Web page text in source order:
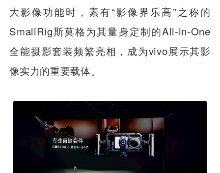
大影像功能时，素有“影像界乐高”之称的
SmallRig斯莫格为其量身定制的All-in-One
全能摄影套装频繁亮相，成为vivo展示其影
像实力的重要载体。